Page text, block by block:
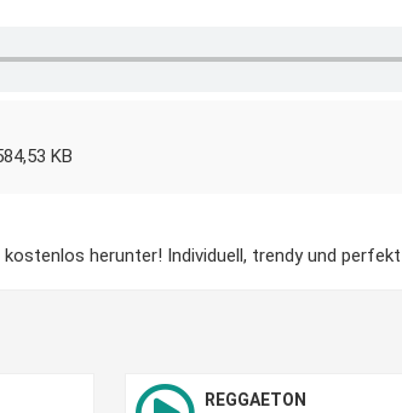
KB
herunter! Individuell, trendy und
REGGAETON